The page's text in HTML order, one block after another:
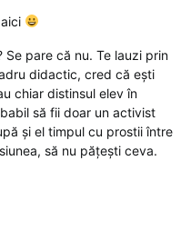
Se pare că nu. Te lauzi prin
didactic, cred că ești
chiar distinsul elev în
să fii doar un activist
și el timpul cu prostii între
să nu pățești ceva.